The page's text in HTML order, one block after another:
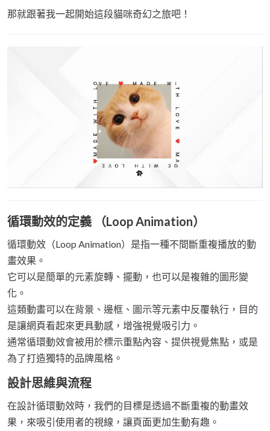
那就跟著我一起開始這段貓咪奇幻之旅吧！
循環動效的定義 （Loop Animation）
循環動效（Loop Animation）是指一種不間斷重複播放的動
畫效果。
它可以是簡單的元素旋轉、擺動，也可以是複雜的圖形變
化。
這類動畫可以在背景、邊框、圖示等元素中反覆執行，目的
是讓網頁看起來更具動感，增強視覺吸引力。
通常循環動效會被用於標示重點內容、提供視覺焦點，或是
為了打造獨特的品牌風格。
設計思維與流程
在設計循環動效時，我們的目標是透過不斷重複的動畫效
果，來吸引使用者的視線，讓頁面更加生動有趣。